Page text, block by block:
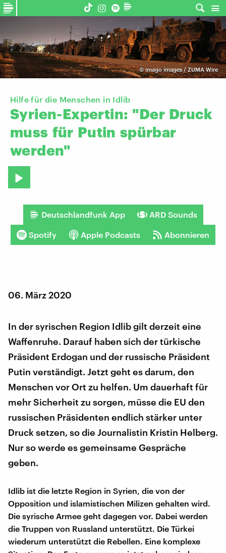
©imago images / ZUMA Wire
Hilfe für die Menschen in Idlib
Syrien-Expertin: "Der Druck
muss für Putin spürbar
werden"
Deutschlandfunk App ARD Sounds
Spotify Apple Podcasts Abonnieren
06. März 2020
In der syrischen Region Idlib gilt derzeit eine
Waffenruhe. Darauf haben sich der türkische
Präsident Erdogan und der russische Präsident
Putin verständigt. Jetzt geht es darum, den
Menschen vor Ort zu helfen. Um dauerhaft für
mehr Sicherheit zu sorgen, müsse die EU den
russischen Präsidenten endlich stärker unter
Druck setzen, so die Journalistin Kristin Helberg.
Nur so werde es gemeinsame Gespräche
geben.
Idlib ist die letzte Region in Syrien, die von der
Opposition und islamistischen Milizen gehalten wird.
Die syrische Armee geht dagegen vor. Dabei werden
die Truppen von Russland unterstützt. Die Türkei
wiederum unterstützt die Rebellen. Eine komplexe